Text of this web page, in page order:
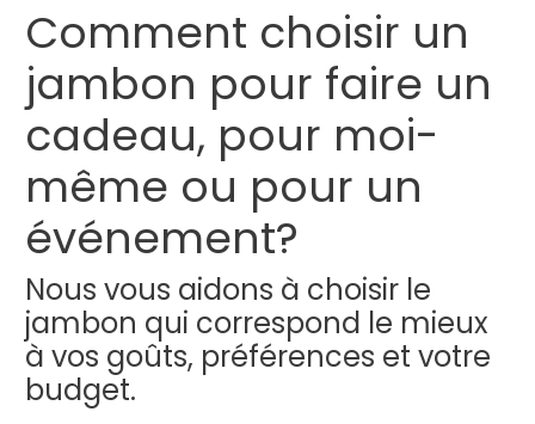
Comment choisir un
jambon pour faire un
cadeau, pour moi-
même ou pour un
événement?
Nous vous aidons à choisir le
jambon qui correspond le mieux
à vos goûts, préférences et votre
budget.